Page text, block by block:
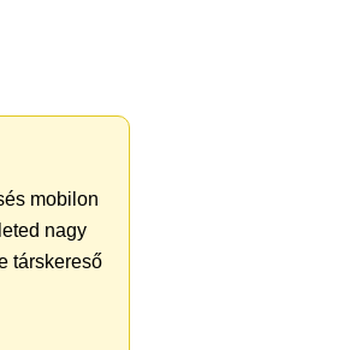
mobilon
nagy
társkereső